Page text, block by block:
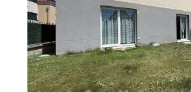
Ref : 2650
Appartement F3 à
293 000 €